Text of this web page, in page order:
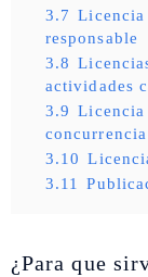
3.7 Licencia
responsable
3.8
actividades
3.9 Licencia
concurrencia
3.10
3.11
¿Para que